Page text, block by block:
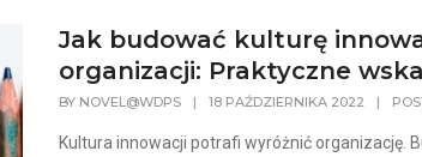
Jak budować kulturę
organizacji: Praktyczne
BY NOVEL@WDPS | 18 PAŹDZIERNIKA 2022 |
Kultura innowacji potrafi wyróżnić organizację.